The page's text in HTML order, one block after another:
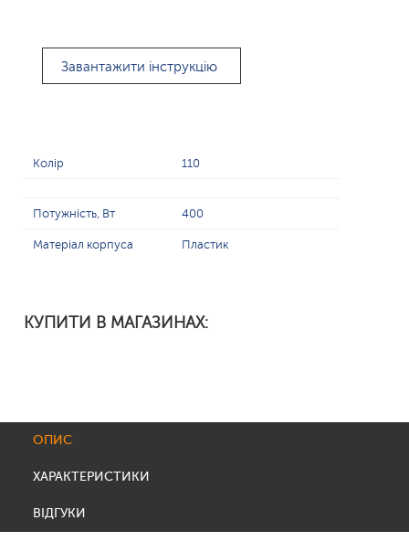
Завантажити інструкцію
Колір 110
Потужність, Вт 400
Матеріал корпуса Пластик
КУПИТИ В МАГАЗИНАХ:
ОПИС
ХАРАКТЕРИСТИКИ
ВІДГУКИ